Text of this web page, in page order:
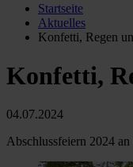
Startseite
Aktuelles
Konfetti, Regen
Konfetti,
04.07.2024
Abschlussfeiern 2024